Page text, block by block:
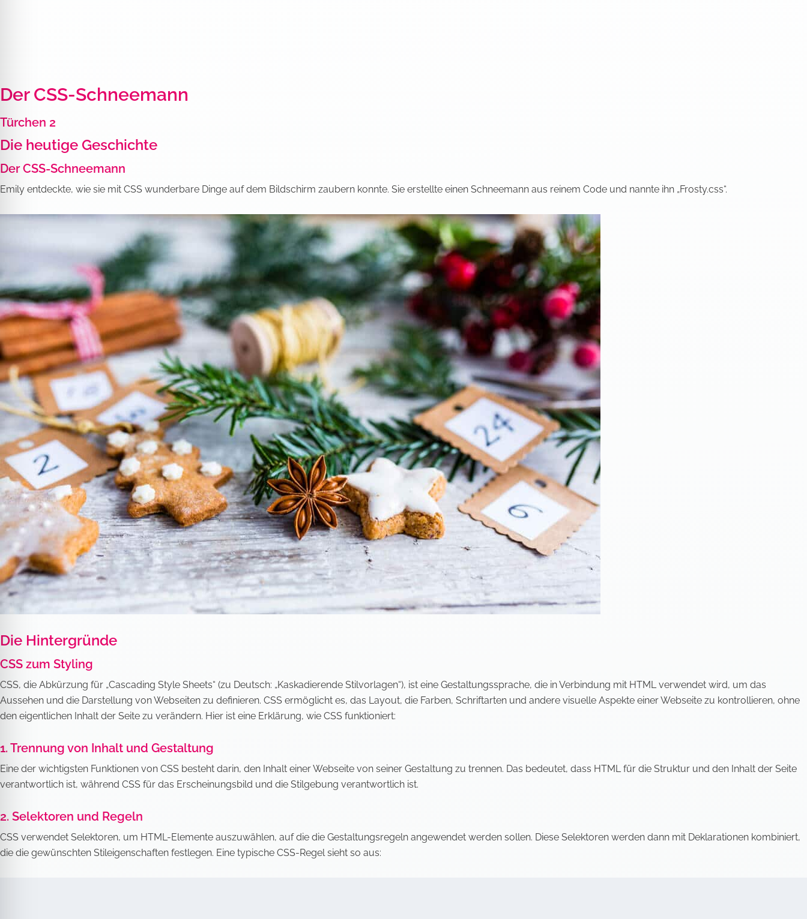
Der CSS-Schneemann
Türchen 2
Die heutige Geschichte
Der CSS-Schneemann
Emily entdeckte, wie sie mit CSS wunderbare Dinge auf dem Bildschirm zaubern konnte. Sie erstellte einen Schneemann aus reinem Code und nannte ihn „Frosty.css“.
Die Hintergründe
CSS zum Styling
CSS, die Abkürzung für „Cascading Style Sheets“ (zu Deutsch: „Kaskadierende Stilvorlagen“), ist eine Gestaltungssprache, die in Verbindung mit HTML verwendet wird, um das
Aussehen und die Darstellung von Webseiten zu definieren. CSS ermöglicht es, das Layout, die Farben, Schriftarten und andere visuelle Aspekte einer Webseite zu kontrollieren, ohne
den eigentlichen Inhalt der Seite zu verändern. Hier ist eine Erklärung, wie CSS funktioniert:
1. Trennung von Inhalt und Gestaltung
Eine der wichtigsten Funktionen von CSS besteht darin, den Inhalt einer Webseite von seiner Gestaltung zu trennen. Das bedeutet, dass HTML für die Struktur und den Inhalt der Seite
verantwortlich ist, während CSS für das Erscheinungsbild und die Stilgebung verantwortlich ist.
2. Selektoren und Regeln
CSS verwendet Selektoren, um HTML-Elemente auszuwählen, auf die die Gestaltungsregeln angewendet werden sollen. Diese Selektoren werden dann mit Deklarationen kombiniert,
die die gewünschten Stileigenschaften festlegen. Eine typische CSS-Regel sieht so aus:
Modus